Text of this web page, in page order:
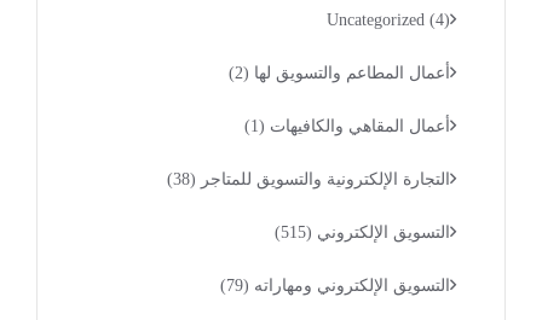
Uncategorized (4)
أعمال المطاعم والتسويق لها (2)
أعمال المقاهي والكافيهات (1)
التجارة الإلكترونية والتسويق للمتاجر (38)
التسويق الإلكتروني (515)
التسويق الإلكتروني ومهاراته (79)